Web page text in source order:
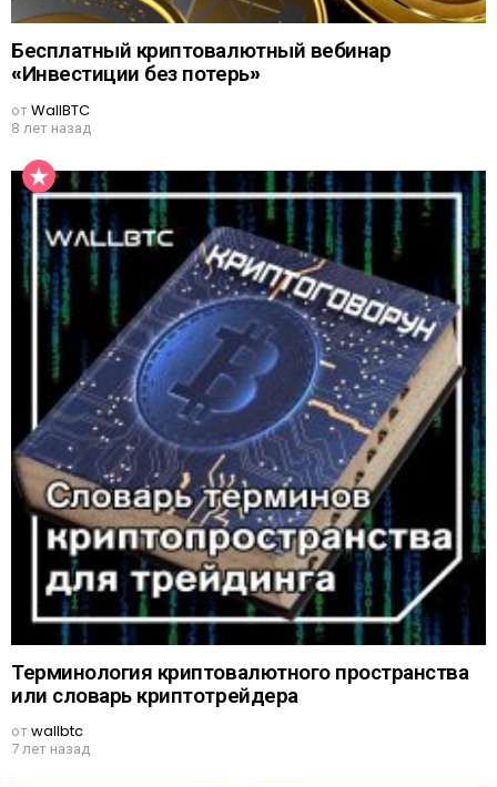
Бесплатный криптовалютный вебинар
«Инвестиции без потерь»
отWallBTC
8 лет назад
Терминология криптовалютного пространства
или словарь криптотрейдера
отwallbtc
7 лет назад